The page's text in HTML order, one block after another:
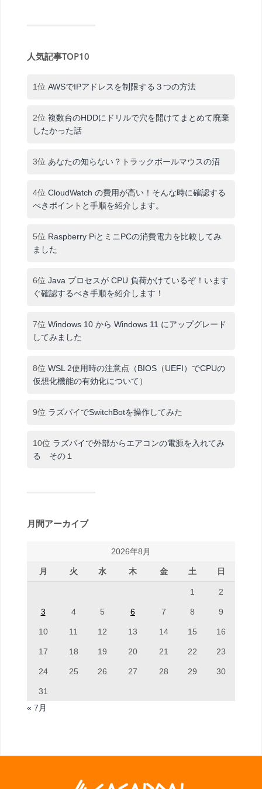
人気記事TOP10
1位 AWSでIPアドレスを制限する３つの方法
2位 複数台のHDDにドリルで穴を開けてまとめて廃棄
したかった話
3位 あなたの知らない？トラックボールマウスの沼
4位 CloudWatch の費用が高い！そんな時に確認する
べきポイントと手順を紹介します。
5位 Raspberry PiとミニPCの消費電力を比較してみ
ました
6位 Java プロセスが CPU 負荷かけているぞ！います
ぐ確認するべき手順を紹介します！
7位 Windows 10 から Windows 11 にアップグレード
してみました
8位 WSL 2使用時の注意点（BIOS（UEFI）でCPUの
仮想化機能の有効化について）
9位 ラズパイでSwitchBotを操作してみた
10位 ラズパイで外部からエアコンの電源を入れてみ
る その１
月間アーカイブ
2026年8月
月 火 水 木 金 土 日
1 2
3 4 5 6 7 8 9
10 11 12 13 14 15 16
17 18 19 20 21 22 23
24 25 26 27 28 29 30
31
« 7月